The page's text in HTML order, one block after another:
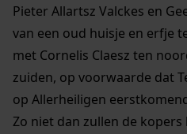
Pieter Allartsz Valckes en
van een oud huisje en erfje
met Cornelis Claesz ten
zuiden, op voorwaarde dat
op Allerheiligen
Zo niet dan zullen de